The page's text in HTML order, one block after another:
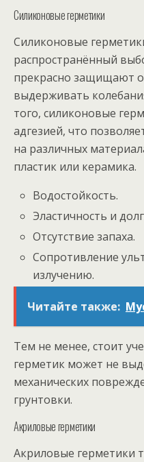
Силиконовые герметики
Силиконовые
распространённый
прекрасно защищают
выдерживать
того, силиконовые
адгезией, что
на различных
пластик или керамика.
Водостойкость.
Эластичность и
Отсутствие запаха.
Сопротивление
излучению.
Читайте также:
Тем не менее, стоит
герметик может не
механических
грунтовки.
Акриловые герметики
Акриловые герметики